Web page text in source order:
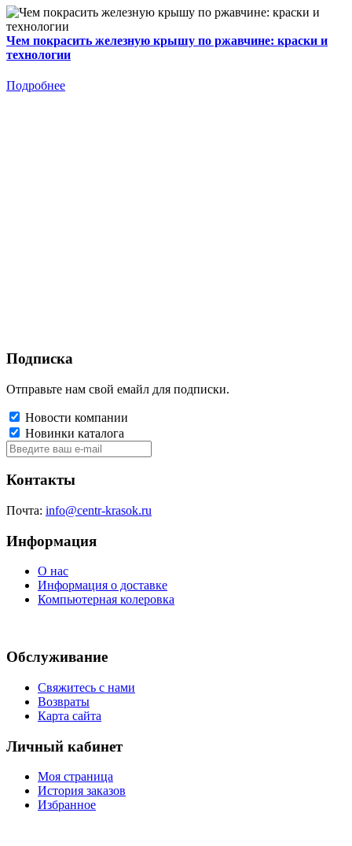
Чем покрасить железную крышу по ржавчине: краски и
технологии
Подробнее
Подписка
Отправьте нам свой емайл для подписки.
Новости компании
Новинки каталога
Контакты
Почта: info@centr-krasok.ru
Информация
О нас
Информация о доставке
Компьютерная колеровка
Обслуживание
Свяжитесь с нами
Возвраты
Карта сайта
Личный кабинет
Моя страница
История заказов
Избранное